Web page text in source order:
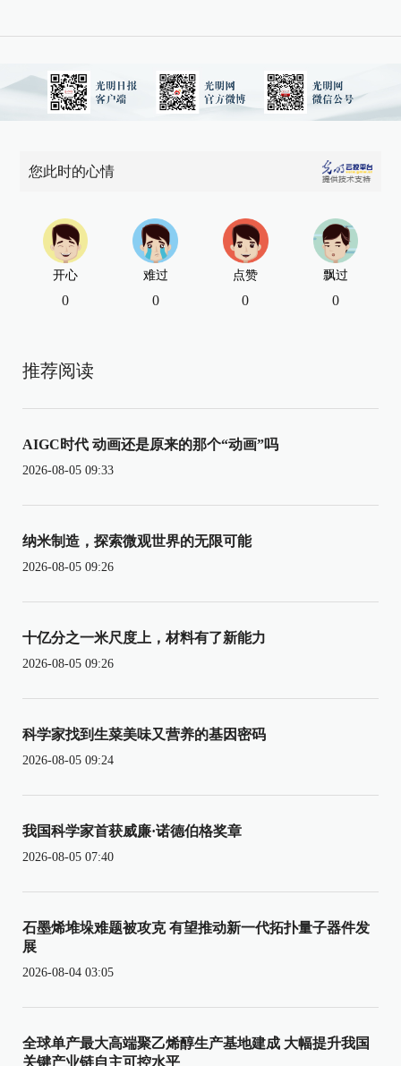
您此时的心情
开心
0
难过
0
点赞
0
飘过
0
推荐阅读
AIGC时代 动画还是原来的那个“动画”吗
2026-08-05 09:33
纳米制造，探索微观世界的无限可能
2026-08-05 09:26
十亿分之一米尺度上，材料有了新能力
2026-08-05 09:26
科学家找到生菜美味又营养的基因密码
2026-08-05 09:24
我国科学家首获威廉·诺德伯格奖章
2026-08-05 07:40
石墨烯堆垛难题被攻克 有望推动新一代拓扑量子器件发
展
2026-08-04 03:05
全球单产最大高端聚乙烯醇生产基地建成 大幅提升我国
关键产业链自主可控水平